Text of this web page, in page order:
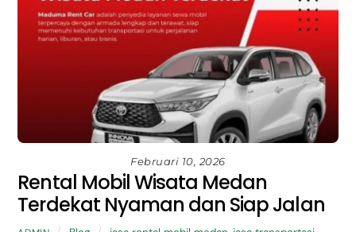
Februari 10, 2026
Rental Mobil Wisata Medan
Terdekat Nyaman dan Siap Jalan